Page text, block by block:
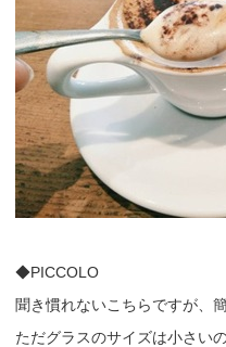
◆PICCOLO
聞き慣れないこちらですが、
ただグラスのサイズは小さい